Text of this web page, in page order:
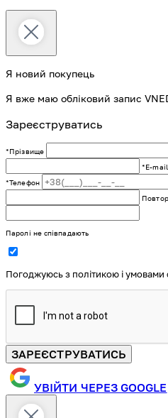
Я новий покупець
Я вже маю обліковий запис
Зареєструватись
*Прізвище
*E-mail
*Телефон
Паролі не співпадають
Погоджуюсь з політикою і умовами
ЗАРЕЄСТРУВАТИСЬ
УВІЙТИ ЧЕРЕЗ GOOGLE